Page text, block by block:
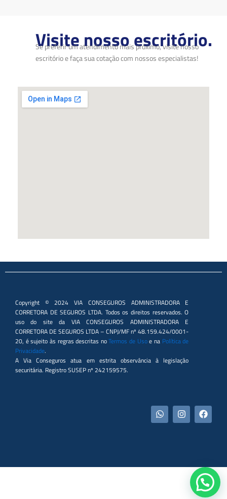
Visite nosso escritório.
Se preferir um atendimento mais próximo, visite nosso
escritório e faça sua cotação com nossos especialistas!
Copyright © 2024 VIA CONSEGUROS ADMINISTRADORA E
CORRETORA DE SEGUROS LTDA. Todos os direitos reservados. O
uso do site da VIA CONSEGUROS ADMINISTRADORA E
CORRETORA DE SEGUROS LTDA – CNPJ/MF nº 48.159.424/0001-
20, é sujeito às regras descritas noTermos de Usoe na Política de
Privacidade.
A Via Conseguros atua em estrita observância à legislação
securitária. Registro SUSEP nº 242159575.
W
h
a
p
I
n
s
a
F
a
c
k